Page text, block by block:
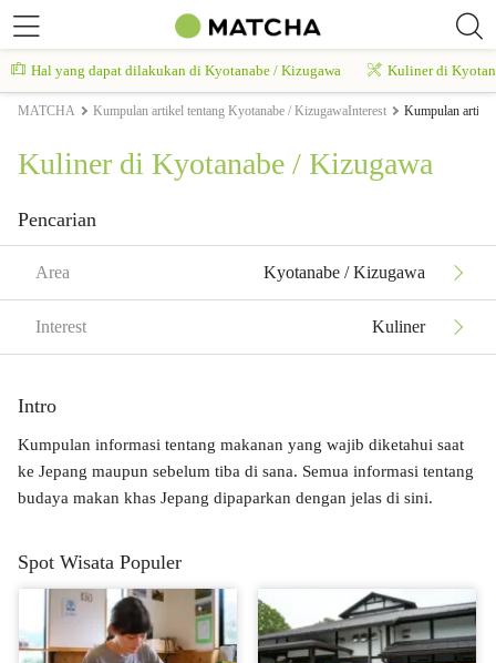
Hal yang dapat dilakukan di Kyotanabe / Kizugawa Kuliner di
MATCHA Kumpulan artikel tentang Kyotanabe / KizugawaInterest Kumpulan
Kuliner di Kyotanabe / Kizugawa
Pencarian
Area Kyotanabe / Kizugawa
Interest Kuliner
Intro
Kumpulan informasi tentang makanan yang wajib diketahui saat
ke Jepang maupun sebelum tiba di sana. Semua informasi tentang
budaya makan khas Jepang dipaparkan dengan jelas di sini.
Spot Wisata Populer